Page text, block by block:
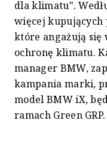
dla klimatu".
więcej
które angażują się
ochronę klimatu.
manager BMW,
kampania marki,
model BMW iX,
ramach Green GRP.